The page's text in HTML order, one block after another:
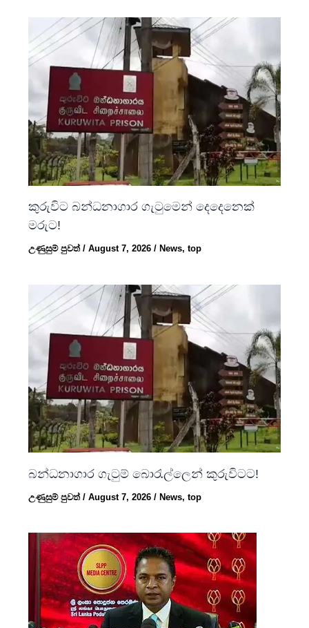
කුරුවිට බන්ධනාගාර ගැටුමෙන් දෙදෙනෙක්
මරුට!
උණුසුම් පුවත්/August 7, 2026/ News,top
බන්ධනාගාර ගැටුම් බොරැල්ලෙන් කුරුවිටට!
උණුසුම් පුවත්/August 7, 2026/ News,top